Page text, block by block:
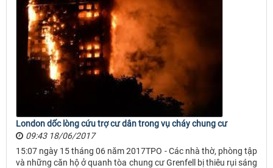
London dốc lòng cứu trợ cư dân trong vụ cháy chung cư
09:43 18/06/2017
15:07 ngày 15 tháng 06 năm 2017TPO - Các nhà thờ, phòng tập
và những căn hộ ở quanh tòa chung cư Grenfell bị thiêu rụi sáng